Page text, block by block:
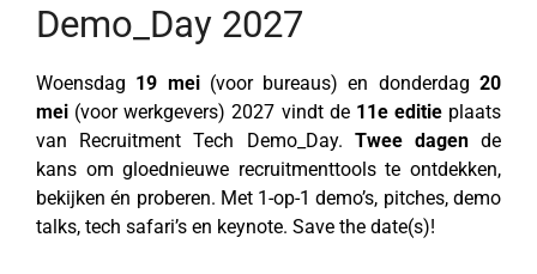
Demo_Day 2027
Woensdag 19 mei(voor bureaus) en donderdag 20
mei (voor werkgevers) 2027 vindt de 11e editieplaats
van Recruitment Tech Demo_Day. Twee dagende
kans om gloednieuwe recruitmenttools te ontdekken,
bekijken én proberen. Met 1-op-1 demo’s, pitches, demo
talks, tech safari’s en keynote. Save the date(s)!